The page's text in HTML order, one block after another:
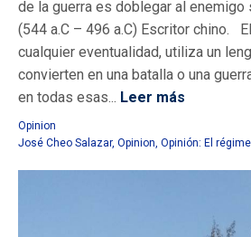
de la guerra es doblegar al enemigo
(544 a.C – 496 a.C) Escritor chino.
cualquier eventualidad, utiliza un
convierten en una batalla o una
en todas esas... Leer más
Opinion
José Cheo Salazar, Opinion Opinión: El